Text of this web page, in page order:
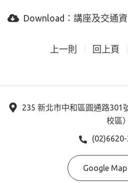
Download： 講座及交通
上一則 回上頁
235 新北市中和區圓通路301
校區）
Google Map